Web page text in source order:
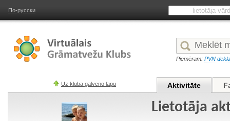
По-русски
Piemēram: PVN
Uz kluba galveno lapu Aktivitāte
Lietotāja